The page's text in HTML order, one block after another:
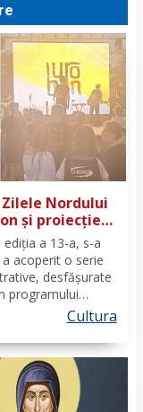
Nordului
și proiecție
a 13-a, s-a
acoperit o serie
desfășurate
programului
mai jos seCultura